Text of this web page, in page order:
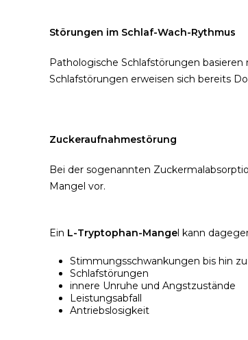
Störungen im Schlaf-Wach-Rythmus
Pathologische Schlafstörungen
Schlafstörungen erweisen sich bereits
Zuckeraufnahmestörung
Bei der sogenannten
Mangel vor.
Ein L-Tryptophan-Mangel kann
Stimmungsschwankungen bis hin
Schlafstörungen
innere Unruhe und Angstzustände
Leistungsabfall
Antriebslosigkeit